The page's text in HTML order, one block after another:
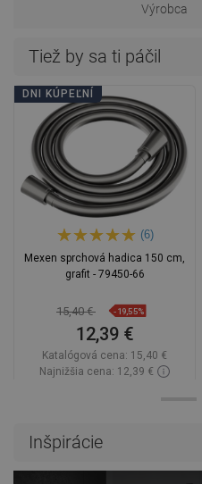
Výrobca
Tiež by sa ti páčil
DNI KÚPEĽNÍ
(6)
Mexen sprchová hadica 150 cm,
grafit - 79450-66
15,40 € -19,55%
12,39 €
Katalógová cena: 15,40 €
Najnižšia cena: 12,39 €
Inšpirácie